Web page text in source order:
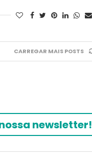
CARREGAR MAIS POSTS
newsletter!